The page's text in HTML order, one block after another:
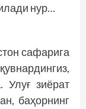
нур…
сафарига
Улуғ зиёрат
баҳорнинг